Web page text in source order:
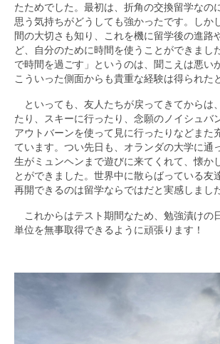
教材
履修者向け情報
履修者の方へ
外部の検定試験
ドイツ語キーボードについて
FAQ
留学
留学に関する情報
たためでした。最初は、折角の交換留学なの
思う気持ちがどうしても強かったです。しか
間の大切さも知り、これを機に留学後の進路
ど、自分のために時間を使うことができまし
で時間を過ごす」というのは、聞こえは悪い
こういった側面からも貴重な経験は得られた
といっても、友人たちが戻ってきてからは
たり、スキーに行ったり、念願のノイシュバ
アウトバーンを使って見に行ったりなどまた
ています。つい先日も、オランダの大学に通
生がミュンヘンまで遊びに来てくれて、懐か
とができました。世界中に散らばっている友
再開できるのは留学ならではだと実感しました
これからはテスト期間なため、勉強漬けの
単位を無事取得できるように頑張ります！